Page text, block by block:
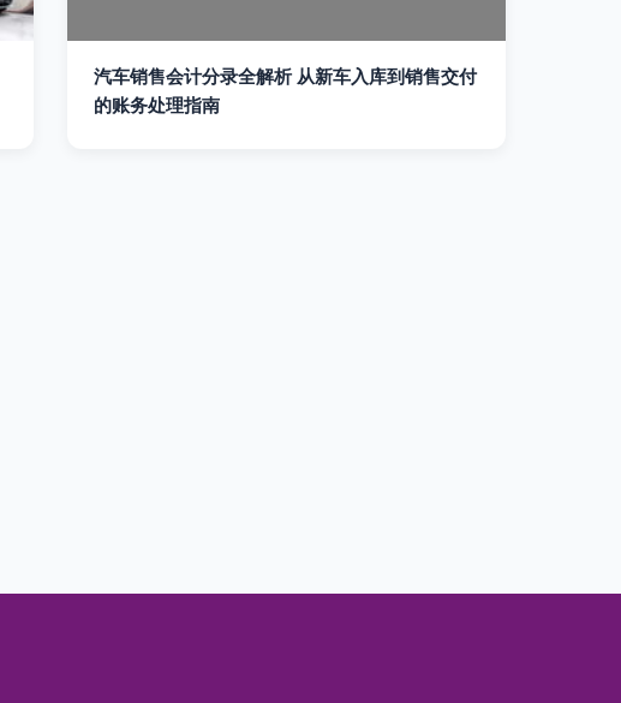
汽车销售会计分录全解析 从新车入库到销售交付
的账务处理指南